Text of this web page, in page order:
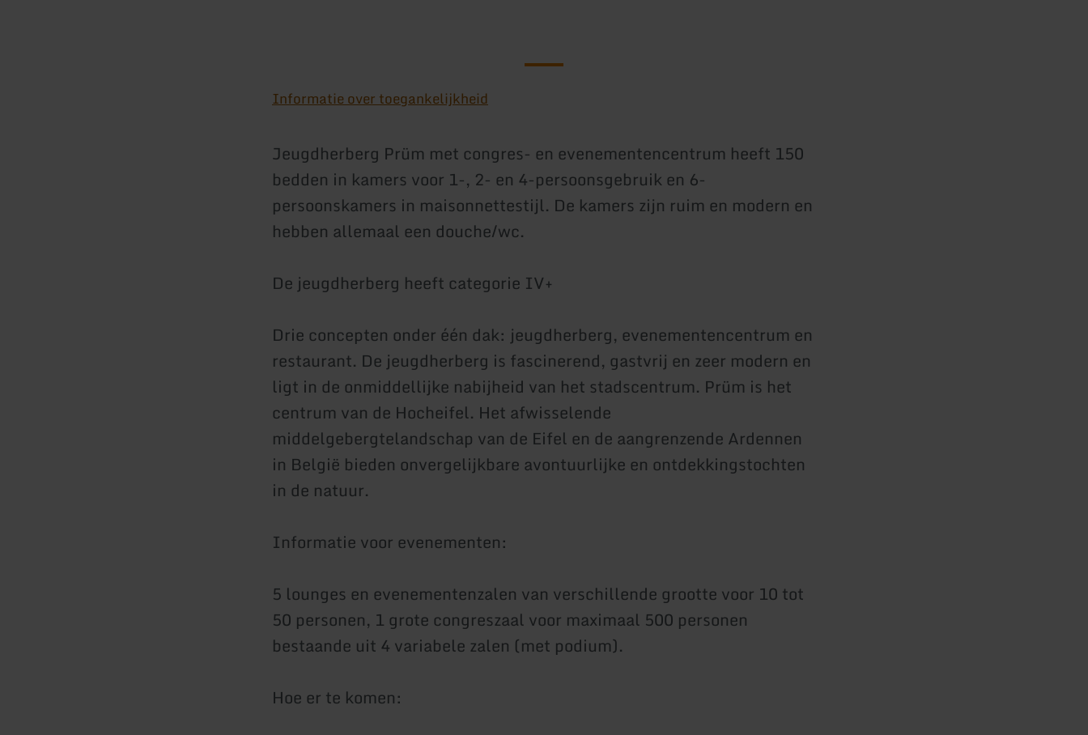
Informatie over toegankelijkheid
Jeugdherberg Prüm met congres- en evenementencentrum heeft 150
bedden in kamers voor 1-, 2- en 4-persoonsgebruik en 6-
persoonskamers in maisonnettestijl. De kamers zijn ruim en modern en
hebben allemaal een douche/wc.
De jeugdherberg heeft categorie IV+
Drie concepten onder één dak: jeugdherberg, evenementencentrum en
restaurant. De jeugdherberg is fascinerend, gastvrij en zeer modern en
ligt in de onmiddellijke nabijheid van het stadscentrum. Prüm is het
centrum van de Hocheifel. Het afwisselende
middelgebergtelandschap van de Eifel en de aangrenzende Ardennen
in België bieden onvergelijkbare avontuurlijke en ontdekkingstochten
in de natuur.
Informatie voor evenementen:
5 lounges en evenementenzalen van verschillende grootte voor 10 tot
50 personen, 1 grote congreszaal voor maximaal 500 personen
bestaande uit 4 variabele zalen (met podium).
Hoe er te komen: